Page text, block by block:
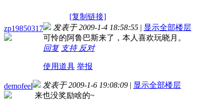
[复制链接]
zp19850317
发表于 2009-1-4 18:58:55 | 显示全部楼层
可怜的阿鲁巴斯来了，本人喜欢玩晓月。
回复 支持 反对
使用道具 举报
demofeel 发表于 2009-1-6 19:08:09 | 显示全部楼层
来也没奖励啥的~